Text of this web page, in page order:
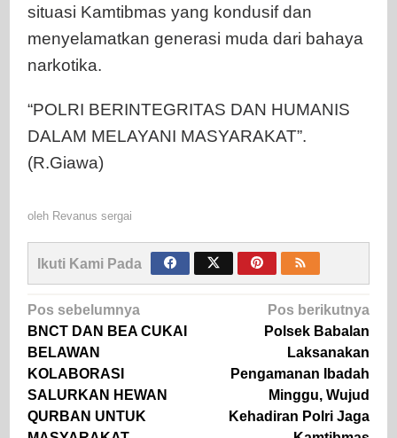
situasi Kamtibmas yang kondusif dan
menyelamatkan generasi muda dari bahaya
narkotika.
“POLRI BERINTEGRITAS DAN HUMANIS
DALAM MELAYANI MASYARAKAT”.
(R.Giawa)
oleh Revanus sergai
Ikuti Kami Pada
Navigasi
pos
Pos sebelumnya
BNCT DAN BEA CUKAI
BELAWAN
KOLABORASI
SALURKAN HEWAN
QURBAN UNTUK
Pos berikutnya
Polsek Babalan
Laksanakan
Pengamanan Ibadah
Minggu, Wujud
Kehadiran Polri Jaga